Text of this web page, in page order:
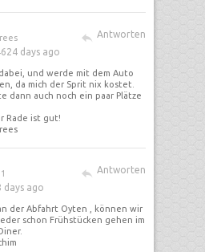
Antworten
days ago
und werde mit dem Auto
da mich der Sprit nix kostet.
dann auch noch ein paar Plätze
Rade ist gut!
Antworten
days ago
der Abfahrt Oyten , können wir
schon Frühstücken gehen im